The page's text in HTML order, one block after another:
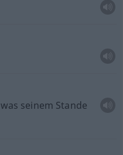
was seinem Stande